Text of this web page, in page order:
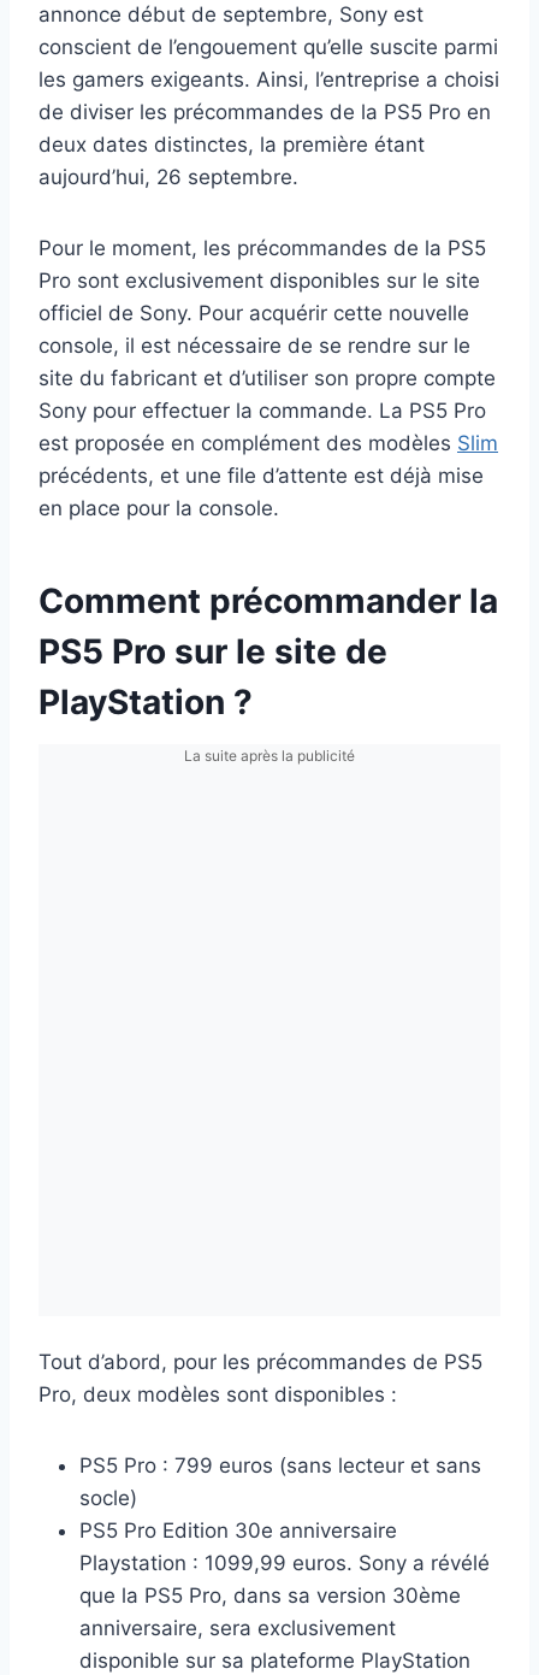
annonce début de septembre, Sony est
conscient de l’engouement qu’elle suscite parmi
les gamers exigeants. Ainsi, l’entreprise a choisi
de diviser les précommandes de la PS5 Pro en
deux dates distinctes, la première étant
aujourd’hui, 26 septembre.
Pour le moment, les précommandes de la PS5
Pro sont exclusivement disponibles sur le site
officiel de Sony. Pour acquérir cette nouvelle
console, il est nécessaire de se rendre sur le
site du fabricant et d’utiliser son propre compte
Sony pour effectuer la commande. La PS5 Pro
est proposée en complément des modèles Slim
précédents, et une file d’attente est déjà mise
en place pour la console.
Comment précommander la
PS5 Pro sur le site de
PlayStation ?
La suite après la publicité
Tout d’abord, pour les précommandes de PS5
Pro, deux modèles sont disponibles :
PS5 Pro : 799 euros (sans lecteur et sans
socle)
PS5 Pro Edition 30e anniversaire
Playstation : 1099,99 euros. Sony a révélé
que la PS5 Pro, dans sa version 30ème
anniversaire, sera exclusivement
disponible sur sa plateforme PlayStation